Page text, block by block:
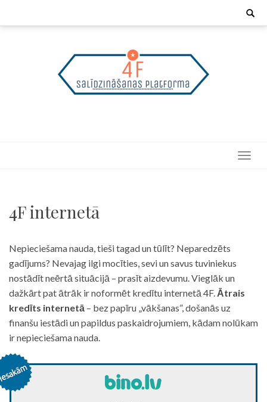
Search
4F internetā
Nepieciešama nauda, tieši tagad un tūlīt? Neparedzēts
gadījums? Nevajag ilgi mocīties, sevi un savus tuviniekus
nostādīt neērtā situācijā – prasīt aizdevumu. Vieglāk un
dažkārt pat ātrāk ir noformēt kredītu internetā 4F. Ātrais
kredīts internetā – bez papīru „vākšanas”, došanās uz
finanšu iestādi un papildus paskaidrojumiem, kādam nolūkam
ir nepieciešama nauda.